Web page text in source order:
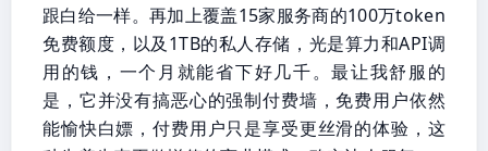
跟白给一样。再加上覆盖15家服务商的100万token
免费额度，以及1TB的私人存储，光是算力和API调
用的钱，一个月就能省下好几千。最让我舒服的
是，它并没有搞恶心的强制付费墙，免费用户依然
能愉快白嫖，付费用户只是享受更丝滑的体验，这